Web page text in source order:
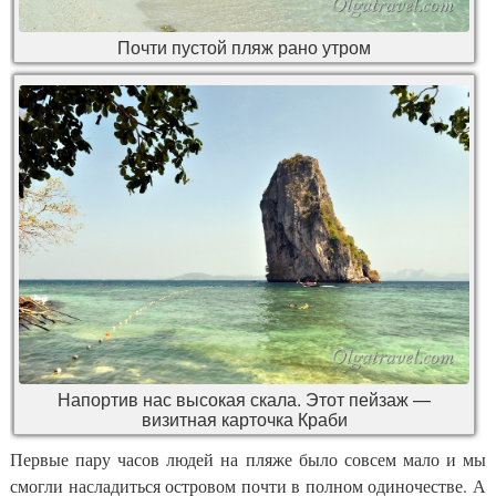
Почти пустой пляж рано утром
Напортив нас высокая скала. Этот пейзаж —
визитная карточка Краби
Первые пару часов людей на пляже было совсем мало и мы
смогли насладиться островом почти в полном одиночестве. А